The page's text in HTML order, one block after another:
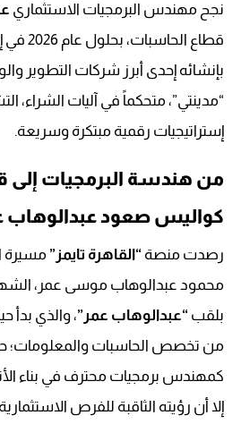
نجح مهندس البرمجيات الاستثماري
قطاع
بإنشائه إحدى أبرز شركات التطوير
“مدينتي”، متحكماً في آليات الشراء،
إستراتيجيات رقمية مبتكرة وسريعة.
من هندسة البرمجيات إلى
كواليس صعود عبدالوهاب
رصدت منصة “القاهرة تايمز” مسيرة
محمود عبدالوهاب موسى عمر،
بلقب “عبدالوهاب عمر”، والذي بدأ
من تخصص الحاسبات والمعلومات؛
كمهندس برمجيات محترف في بناء
إلا أن رؤيته الثاقبة للفرص